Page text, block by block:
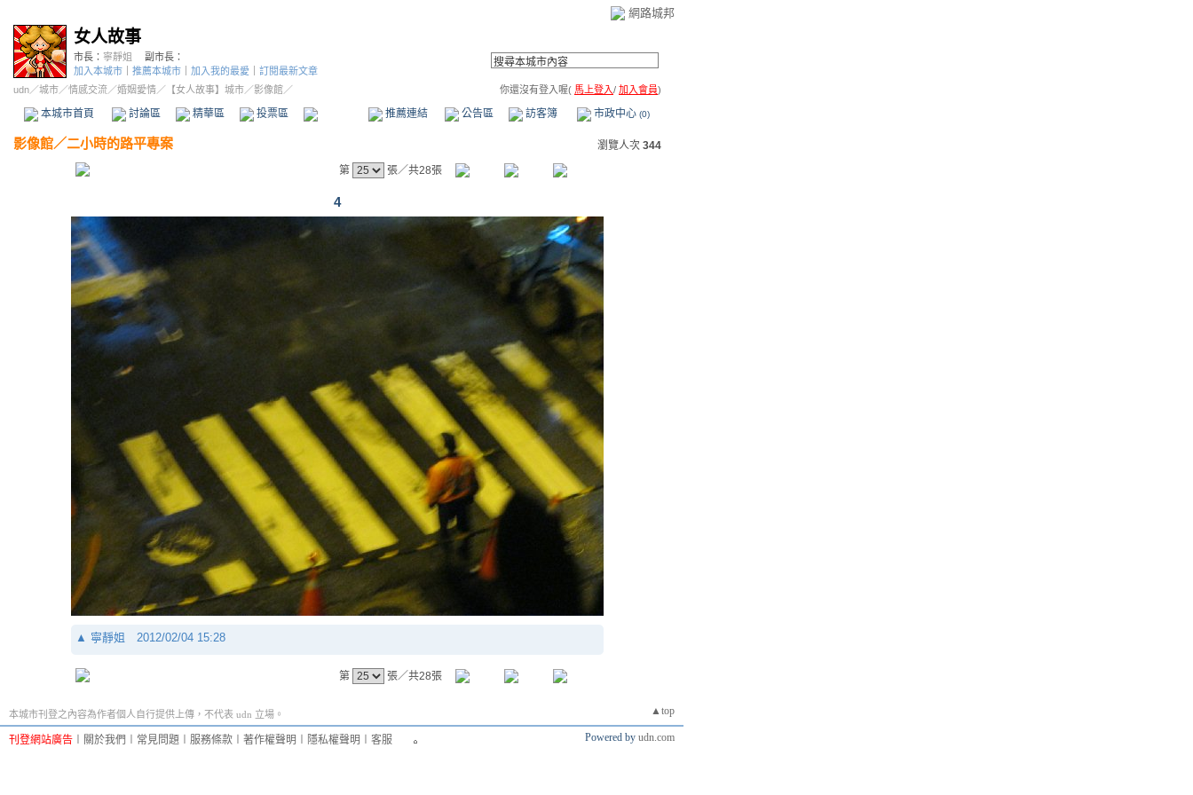
網路城邦
女人故事
市長： 寧靜姐
副市長：
加入本城市
推薦本城市 加入我的最愛
訂閱最新文章
udn／城市／情感交流／婚姻愛情／ 【女人故事】城市／影像館／ 你還沒有登入喔( 馬上登入/ 加入會員)
本城市首頁 討論區 精華區 投票區 影像館 推薦連結 公告區 訪客簿 市政中心 (0)
影像館／二小時的路平專案 瀏覽人次 344
第
張／共28張
4
▲ 寧靜姐 2012/02/04 15:28
第 張／共28張
▲top
本城市刊登之內容為作者個人自行提供上傳，不代表 udn 立場。
刊登網站廣告 關於我們 常見問題 服務條款 著作權聲明 隱私權聲明 客服 Powered by udn.com